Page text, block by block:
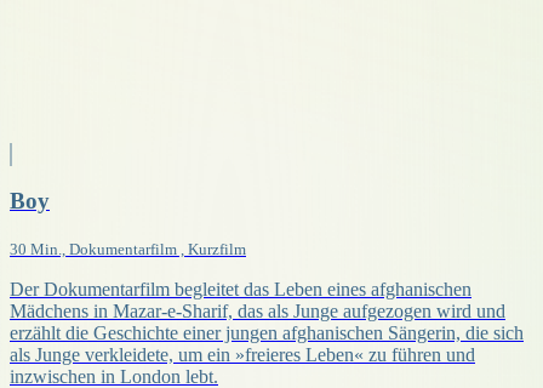
Boy
30 Min., Dokumentarfilm , Kurzfilm
Der Dokumentarfilm begleitet das Leben eines afghanischen
Mädchens in Mazar-e-Sharif, das als Junge aufgezogen wird und
erzählt die Geschichte einer jungen afghanischen Sängerin, die sich
als Junge verkleidete, um ein »freieres Leben« zu führen und
inzwischen in London lebt.